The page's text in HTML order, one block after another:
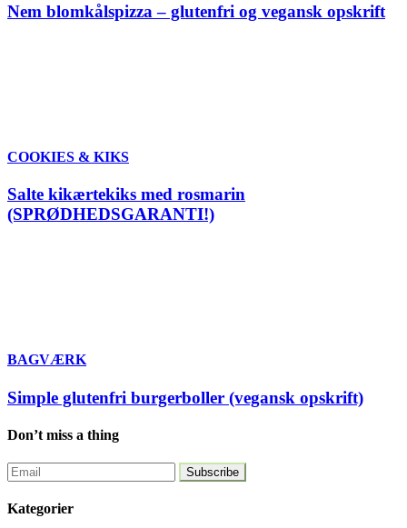
Nem blomkålspizza – glutenfri og vegansk opskrift
COOKIES & KIKS
Salte kikærtekiks med rosmarin
(SPRØDHEDSGARANTI!)
BAGVÆRK
Simple glutenfri burgerboller (vegansk opskrift)
Don’t miss a thing
Kategorier